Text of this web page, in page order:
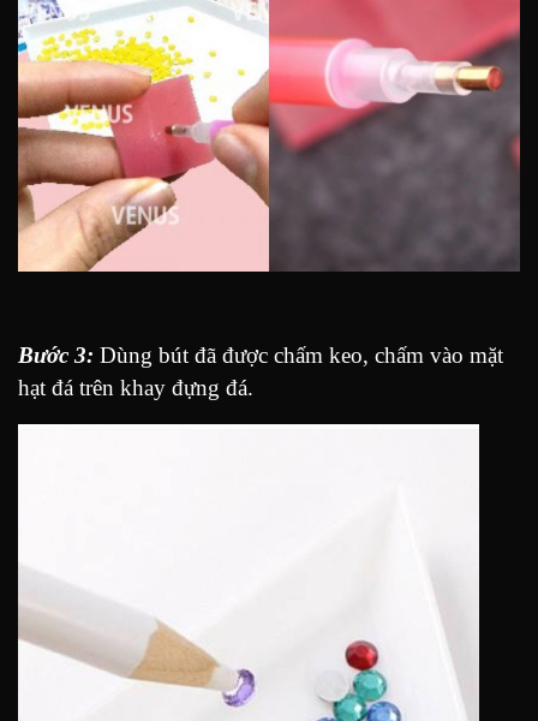
Bước 3: Dùng bút đã được chấm keo, chấm vào mặt
hạt đá trên khay đựng đá.